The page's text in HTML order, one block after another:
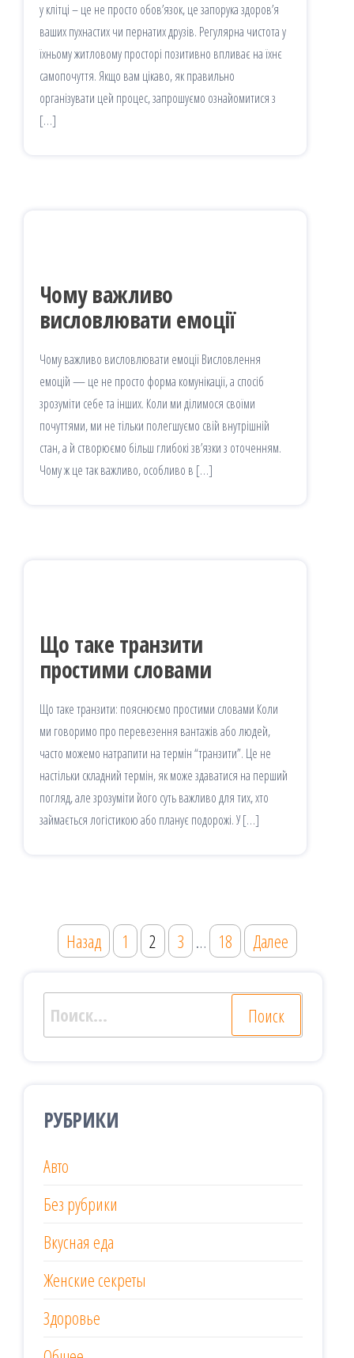
у клітці – це не просто обов’язок, це запорука здоров’я
ваших пухнастих чи пернатих друзів. Регулярна чистота у
їхньому житловому просторі позитивно впливає на їхнє
самопочуття. Якщо вам цікаво, як правильно
організувати цей процес, запрошуємо ознайомитися з
[…]
Чому важливо
висловлювати емоції
Чому важливо висловлювати емоції Висловлення
емоцій — це не просто форма комунікації, а спосіб
зрозуміти себе та інших. Коли ми ділимося своїми
почуттями, ми не тільки полегшуємо свій внутрішній
стан, а й створюємо більш глибокі зв’язки з оточенням.
Чому ж це так важливо, особливо в […]
Що таке транзити
простими словами
Що таке транзити: пояснюємо простими словами Коли
ми говоримо про перевезення вантажів або людей,
часто можемо натрапити на термін “транзити”. Це не
настільки складний термін, як може здаватися на перший
погляд, але зрозуміти його суть важливо для тих, хто
займається логістикою або планує подорожі. У […]
Навигация
записям
Назад 1 2 3 … 18 Далее
Найти:
РУБРИКИ
Авто
Без рубрики
Вкусная еда
Женские секреты
Здоровье